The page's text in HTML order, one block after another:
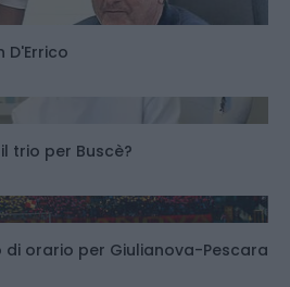
D'Errico
trio per Buscè?
di orario per Giulianova-Pescara